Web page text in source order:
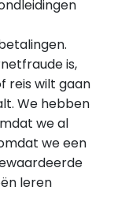
is,
reis wilt gaan
We hebben
we al
we een
leren